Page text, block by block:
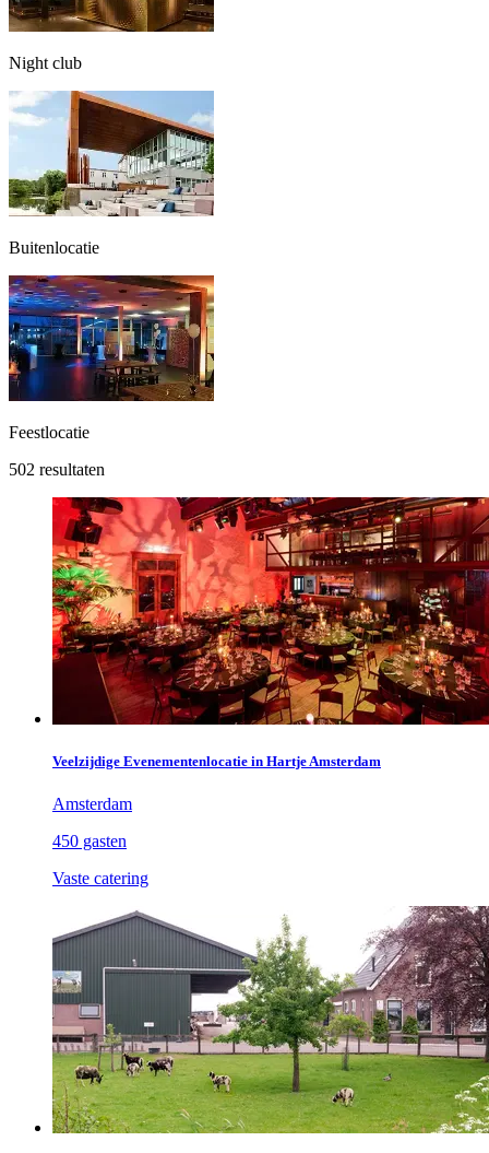
Night club
Buitenlocatie
Feestlocatie
502 resultaten
Veelzijdige Evenementenlocatie in Hartje Amsterdam
Amsterdam
450 gasten
Vaste catering